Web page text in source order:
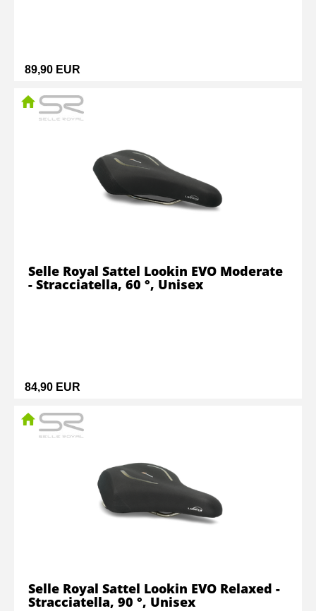
89,90 EUR
84,90 EUR
Selle Royal Sattel Lookin EVO Moderate
- Stracciatella, 60 °, Unisex
Selle Royal Sattel Lookin EVO Relaxed -
Stracciatella, 90 °, Unisex